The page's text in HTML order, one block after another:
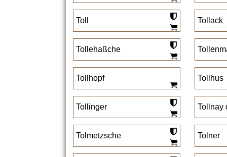
Toll Tollack
Tollehaßche
Tollhopf Tollhus
Tollinger Tollnay
Tolmetzsche Tolner